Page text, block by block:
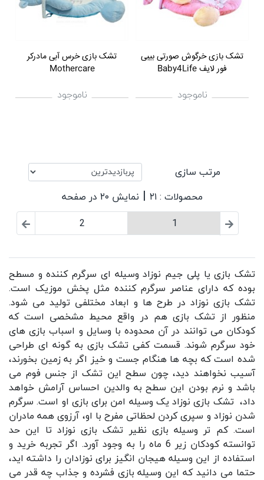
تشک بازی خرگوش صورتی بیبی
فور لایف Baby4Life
ناموجود
تشک بازی خرس آبی مادرکر
Mothercare
ناموجود
مرتب سازی
محصولات : ۲۱
| نمایش ۲۰ در صفحه
1
2
تشک بازی یا پلی جیم نوزاد وسیله ای سرگرم کننده و مسطح
بوده که دارای عناصر سرگرم کننده مثل پخش موزیک است.
تشک بازی نوزاد در طرح ها و ابعاد مختلفی تولید می شود.
منظور از تشک بازی هم در واقع محیط مشخصی است که
کودکان می توانند در آن محدوده با وسایل و اسباب بازی های
خود سرگرم شوند. قسمت کفی تشک بازی به گونه ای طراحی
شده است که بچه ها هنگام جست و خیز اگر به زمین بخورند،
آسیب نخواهند دید، چون سطح این تشک از جنس فوم می
باشد و نرم بودن این سطح به والدین احساس آرامش خواهد
داد، تشک بازی نوزاد یک وسیله امن برای بازی او است. سرگرم
شدن نوزاد و سپری کردن لحظاتی مفرح با او، آرزوی همه مادران
است. کم تر وسیله بازی نظیر تشک بازی نوزاد تا این حد
توانسته کودکان زیر 6 ماه را به وجود آورد. اگر تجربه خرید و
استفاده از این وسیله هیجان انگیز برای نوزادان را داشته اید،
حتما می دانید که این وسیله بازی فشرده و جذاب چه قدر می